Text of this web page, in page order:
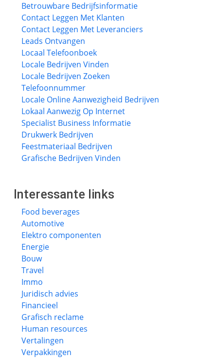
Betrouwbare Bedrijfsinformatie
Contact Leggen Met Klanten
Contact Leggen Met Leveranciers
Leads Ontvangen
Locaal Telefoonboek
Locale Bedrijven Vinden
Locale Bedrijven Zoeken
Telefoonnummer
Locale Online Aanwezigheid Bedrijven
Lokaal Aanwezig Op Internet
Specialist Business Informatie
Drukwerk Bedrijven
Feestmateriaal Bedrijven
Grafische Bedrijven Vinden
Interessante links
Food beverages
Automotive
Elektro componenten
Energie
Bouw
Travel
Immo
Juridisch advies
Financieel
Grafisch reclame
Human resources
Vertalingen
Verpakkingen